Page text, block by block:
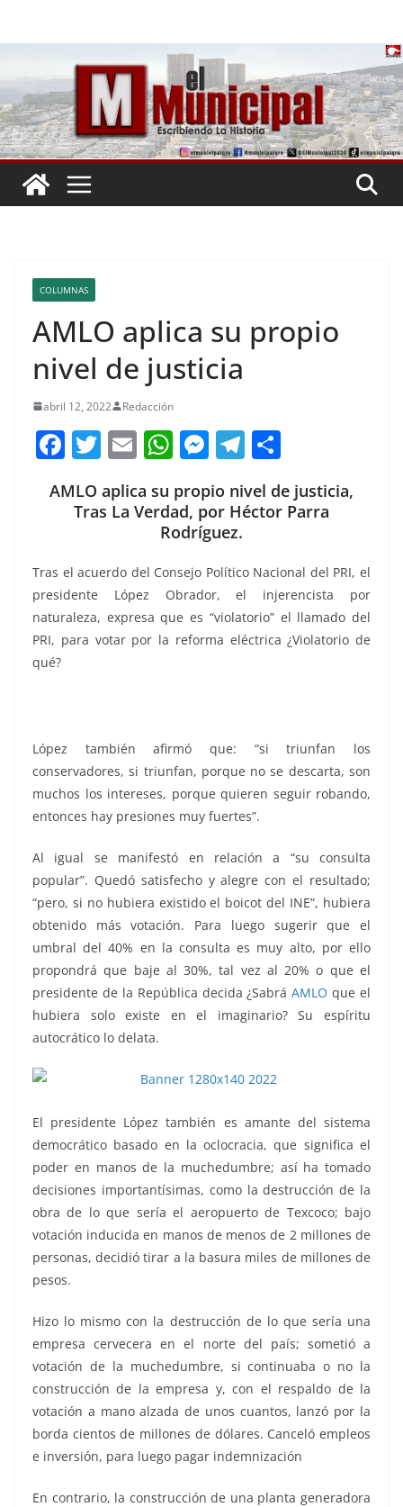
COLUMNAS
AMLO aplica su propio
nivel de justicia
abril 12, 2022 Redacción
F
c
e
b
o
o
k
T
itt
er
E
ai
l
W
at
s
A
p
p
M
ss
e
n
g
er
T
e
gr
a
m
m
p
ar
tir
AMLO aplica su propio nivel de justicia,
Tras La Verdad, por Héctor Parra
Rodríguez.
Tras el acuerdo del Consejo Político Nacional del PRI, el
presidente López Obrador, el injerencista por
naturaleza, expresa que es “violatorio” el llamado del
PRI, para votar por la reforma eléctrica ¿Violatorio de
qué?
López también afirmó que: “si triunfan los
conservadores, si triunfan, porque no se descarta, son
muchos los intereses, porque quieren seguir robando,
entonces hay presiones muy fuertes”.
Al igual se manifestó en relación a “su consulta
popular”. Quedó satisfecho y alegre con el resultado;
“pero, si no hubiera existido el boicot del INE”, hubiera
obtenido más votación. Para luego sugerir que el
umbral del 40% en la consulta es muy alto, por ello
propondrá que baje al 30%, tal vez al 20% o que el
presidente de la República decida ¿SabráAMLO que el
hubiera solo existe en el imaginario? Su espíritu
autocrático lo delata.
El presidente López también es amante del sistema
democrático basado en la oclocracia, que significa el
poder en manos de la muchedumbre; así ha tomado
decisiones importantísimas, como la destrucción de la
obra de lo que sería el aeropuerto de Texcoco; bajo
votación inducida en manos de menos de 2 millones de
personas, decidió tirar a la basura miles de millones de
pesos.
Hizo lo mismo con la destrucción de lo que sería una
empresa cervecera en el norte del país; sometió a
votación de la muchedumbre, si continuaba o no la
construcción de la empresa y, con el respaldo de la
votación a mano alzada de unos cuantos, lanzó por la
borda cientos de millones de dólares. Canceló empleos
e inversión, para luego pagar indemnización
En contrario, la construcción de una planta generadora